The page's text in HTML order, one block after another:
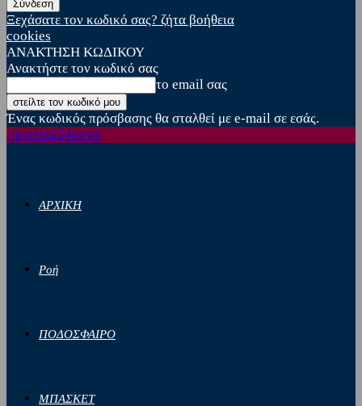
Ξεχάσατε τον κωδικό σας? ζήτα βοήθεια
cookies
ΑΝΑΚΤΗΣΗ ΚΩΔΙΚΟΥ
Ανακτήστε τον κωδικό σας
το email σας
Ένας κωδικός πρόσβασης θα σταλθεί με e-mail σε εσάς.
sporting24news
ΑΡΧΙΚΗ
Ροή
ΠΟΔΟΣΦΑΙΡΟ
ΜΠΑΣΚΕΤ